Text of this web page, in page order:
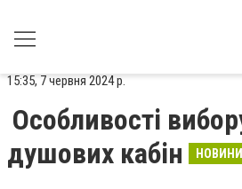
15:35, 7 червня 2024 р.
Особливості
душових кабін